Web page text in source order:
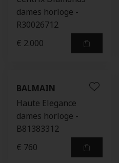
dames horloge -
R30026712
€ 2.000
BALMAIN
Haute Elegance
dames horloge -
B81383312
€ 760